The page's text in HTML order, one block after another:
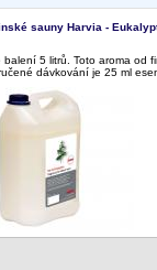
sauny Harvia -
balení 5 litrů. Toto aroma od
dávkování je 25 ml